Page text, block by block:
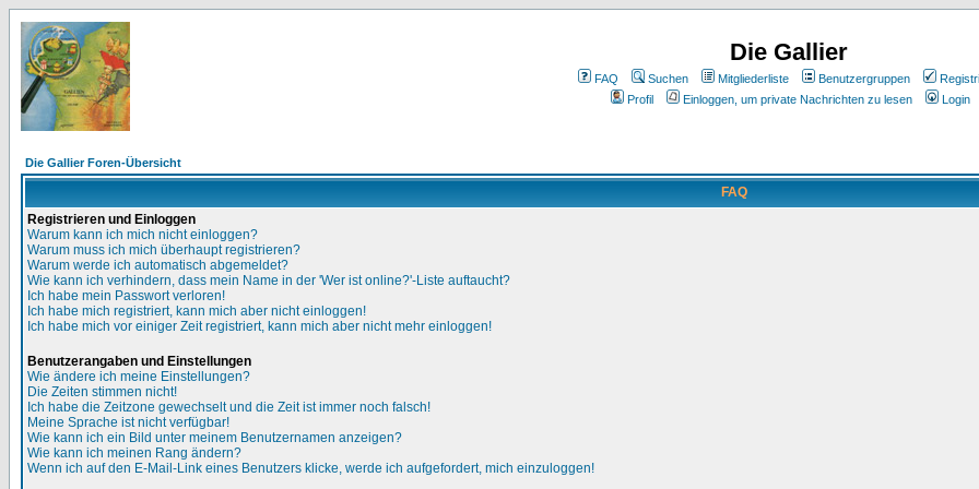
Die Gallier
FAQ Suchen Mitgliederliste Benutzergruppen
Profil
Einloggen, um private Nachrichten zu lesen Login
Die Gallier Foren-Übersicht
FAQ
Registrieren und Einloggen
Warum kann ich mich nicht einloggen?
Warum muss ich mich überhaupt registrieren?
Warum werde ich automatisch abgemeldet?
Wie kann ich verhindern, dass mein Name in der 'Wer ist online?'-Liste auftaucht?
Ich habe mein Passwort verloren!
Ich habe mich registriert, kann mich aber nicht einloggen!
Ich habe mich vor einiger Zeit registriert, kann mich aber nicht mehr einloggen!
Benutzerangaben und Einstellungen
Wie ändere ich meine Einstellungen?
Die Zeiten stimmen nicht!
Ich habe die Zeitzone gewechselt und die Zeit ist immer noch falsch!
Meine Sprache ist nicht verfügbar!
Wie kann ich ein Bild unter meinem Benutzernamen anzeigen?
Wie kann ich meinen Rang ändern?
Wenn ich auf den E-Mail-Link eines Benutzers klicke, werde ich aufgefordert, mich einzuloggen!